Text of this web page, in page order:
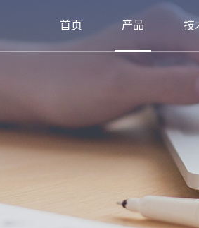
首页 产品 技